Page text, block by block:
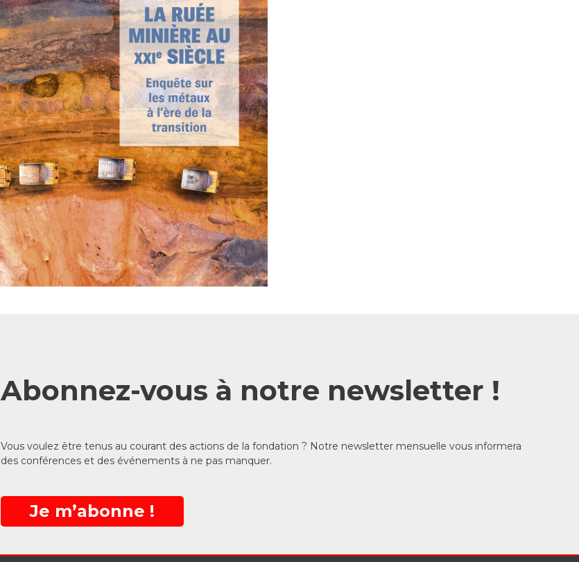
Abonnez-vous à notre newsletter !
Vous voulez être tenus au courant des actions de la fondation ? Notre newsletter mensuelle vous informera
des conférences et des événements à ne pas manquer.
Je m’abonne !